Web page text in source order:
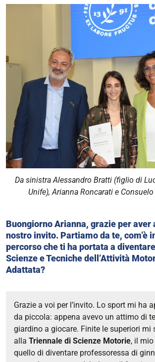
Da sinistra Alessandro Bratti (figlio di
Unife), Arianna Roncarati e
Buongiorno Arianna, grazie per aver
nostro invito. Partiamo da te, com’è
percorso che ti ha portata a
Scienze e Tecniche dell’Attività
Adattata?
Grazie a voi per l’invito. Lo sport mi ha
da piccola: appena avevo un attimo di
giardino a giocare. Finite le superiori mi
alla Triennale di Scienze Motorie, il
quello di diventare professoressa di